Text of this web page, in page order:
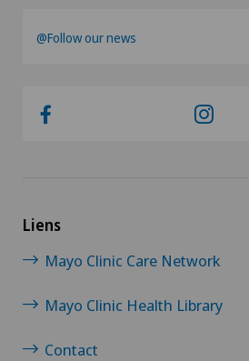
@Follow our news
Liens
Mayo Clinic Care Network
Mayo Clinic Health Library
Contact